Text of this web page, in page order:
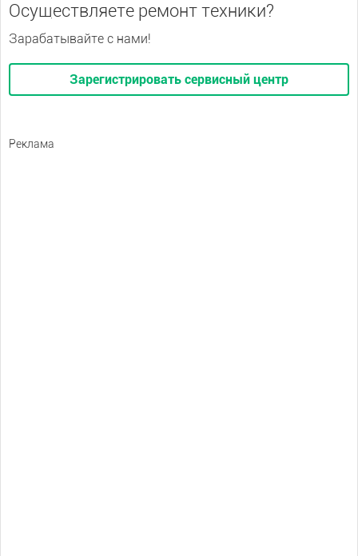
Осуществляете ремонт техники?
Зарабатывайте с нами!
Зарегистрировать сервисный центр
Реклама